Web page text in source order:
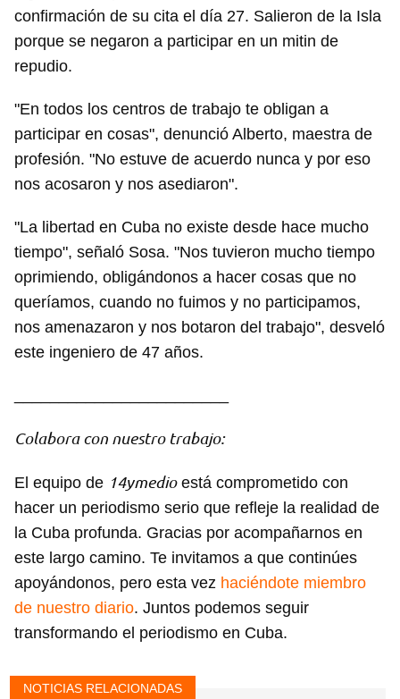
Guardar como favorito
iniciar sesión con tu cuenta de 14ymedio.
confirmación de su cita el día 27. Salieron de la Isla
porque se negaron a participar en un mitin de
repudio.
"En todos los centros de trabajo te obligan a
participar en cosas", denunció Alberto, maestra de
profesión. "No estuve de acuerdo nunca y por eso
nos acosaron y nos asediaron".
"La libertad en Cuba no existe desde hace mucho
tiempo", señaló Sosa. "Nos tuvieron mucho tiempo
oprimiendo, obligándonos a hacer cosas que no
queríamos, cuando no fuimos y no participamos,
nos amenazaron y nos botaron del trabajo", desveló
este ingeniero de 47 años.
Colabora con nuestro trabajo:
El equipo de 14ymedioestá comprometido con
hacer un periodismo serio que refleje la realidad de
la Cuba profunda. Gracias por acompañarnos en
este largo camino. Te invitamos a que continúes
apoyándonos, pero esta vez haciéndote miembro
de nuestro diario. Juntos podemos seguir
transformando el periodismo en Cuba.
NOTICIAS RELACIONADAS